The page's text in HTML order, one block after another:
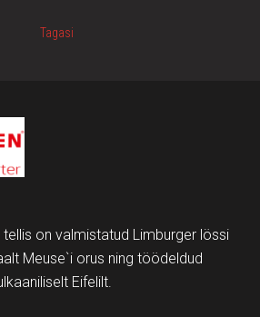
Tagasi
on valmistatud Limburger lössi
Meuse`i orus ning töödeldud
Eifelilt.